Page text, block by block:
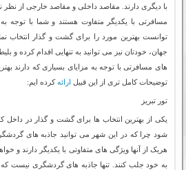
با دیگری دارند. مقاصد داخلی و مقاصد خارجی از نظر
مسافرتی با یکدیگر متفاوت هستند و شما با توجه
توانست بهترین مورد را برای گشت و گذار انتخاب
جهان، خودتان نیز می توانید به تنهایی اقدام کرده و
های مسافرتی با توجه به مزایای بسیاری که دارند
توضیحات کامل تری از این قبیل ارائهکرده ایم:
تور تبریز
یکی از بهترین انتخاب ها برای گشت و گذار در
شود چرا که در این شهر می توانید جاذبه های
هریک از آنها ویژگی های متفاوتی با یکدیگر دارند و
به خود جلب کنند. تنها جاذبه های گردشگری نیست